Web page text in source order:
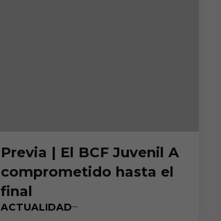
Previa | El BCF Juvenil A
comprometido hasta el
final
ACTUALIDAD